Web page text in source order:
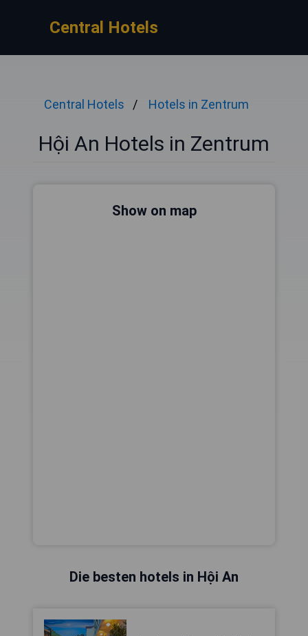
Central Hotels
Central Hotels Hotels in Zentrum
Hội An Hotels in Zentrum
Show on map
Die besten hotels in Hội An